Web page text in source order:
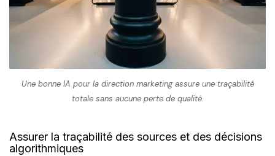
Une bonne IA pour la direction marketing assure une traçabilité
totale sans aucune perte de qualité.
Assurer la traçabilité des sources et des décisions
algorithmiques